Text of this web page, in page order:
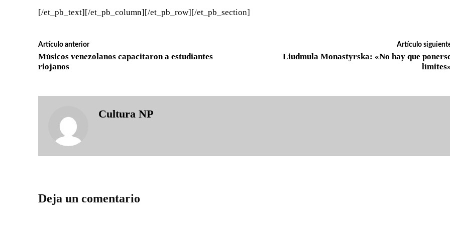
[/et_pb_text][/et_pb_column][/et_pb_row][/et_pb_section]
Artículo anterior
Músicos venezolanos capacitaron a estudiantes
riojanos
Artículo
Liudmula Monastyrska: «No hay que
Cultura NP
Deja un comentario